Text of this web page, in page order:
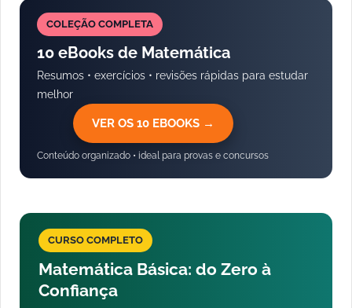
COLEÇÃO COMPLETA
10 eBooks de Matemática
Resumos • exercícios • revisões rápidas para estudar
melhor
VER OS 10 EBOOKS →
Conteúdo organizado • ideal para provas e concursos
CURSO COMPLETO
Matemática Básica: do Zero à
Confiança